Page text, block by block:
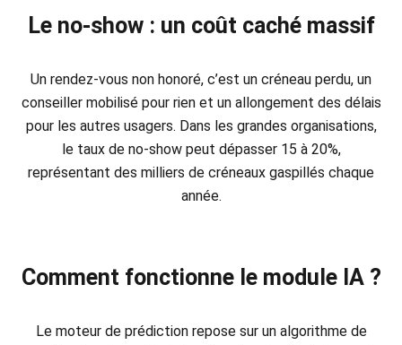
Le no-show : un coût caché massif
Un rendez-vous non honoré, c’est un créneau perdu, un
conseiller mobilisé pour rien et un allongement des délais
pour les autres usagers. Dans les grandes organisations,
le taux de no-show peut dépasser 15 à 20%,
représentant des milliers de créneaux gaspillés chaque
année.
Comment fonctionne le module IA ?
Le moteur de prédiction repose sur un algorithme de